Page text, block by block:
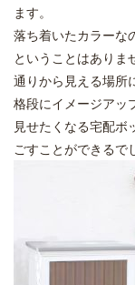
ます。
落ち着いたカラーな
ということはありま
通りから見える場所
格段にイメージアッ
見せたくなる宅配ボ
ごすことができるで